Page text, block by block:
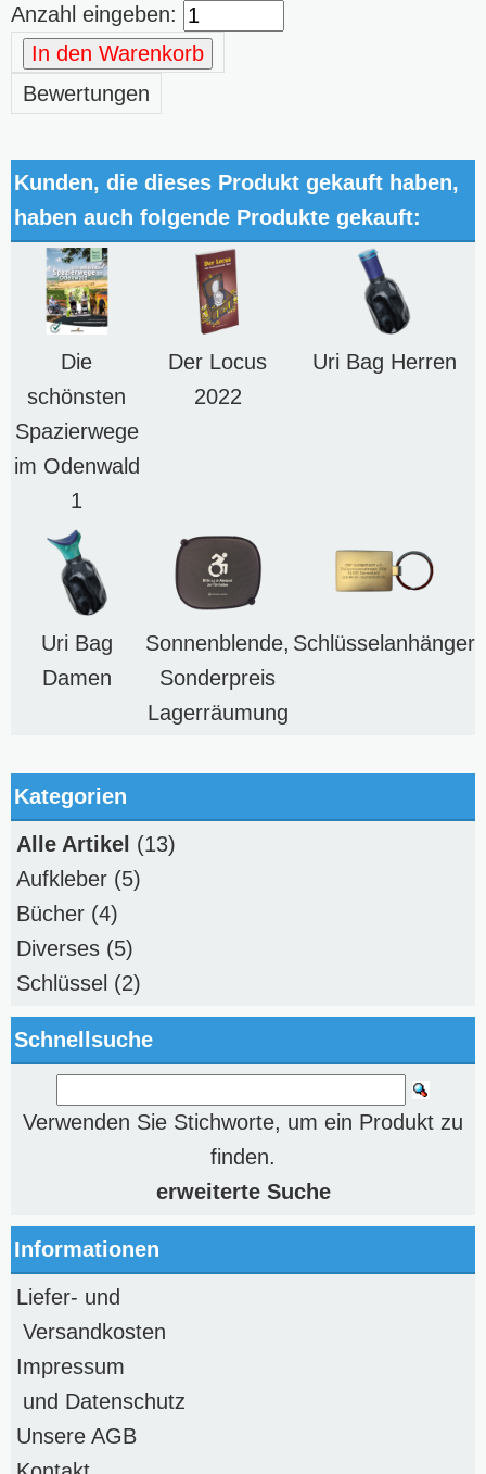
Anzahl eingeben:
In den Warenkorb
Bewertungen
Kunden, die dieses Produkt gekauft haben,
haben auch folgende Produkte gekauft:
Die
schönsten
Spazierwege
im Odenwald
1
Der Locus
2022
Uri Bag Herren
Uri Bag
Damen
Sonnenblende,
Sonderpreis
Lagerräumung
Schlüsselanhänger
Kategorien
Alle Artikel (13)
Aufkleber (5)
Bücher (4)
Diverses (5)
Schlüssel (2)
Schnellsuche
Verwenden Sie Stichworte, um ein Produkt zu
finden.
erweiterte Suche
Informationen
Liefer- und
Versandkosten
Impressum
und Datenschutz
Unsere AGB